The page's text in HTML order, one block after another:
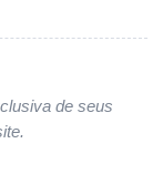
de seus